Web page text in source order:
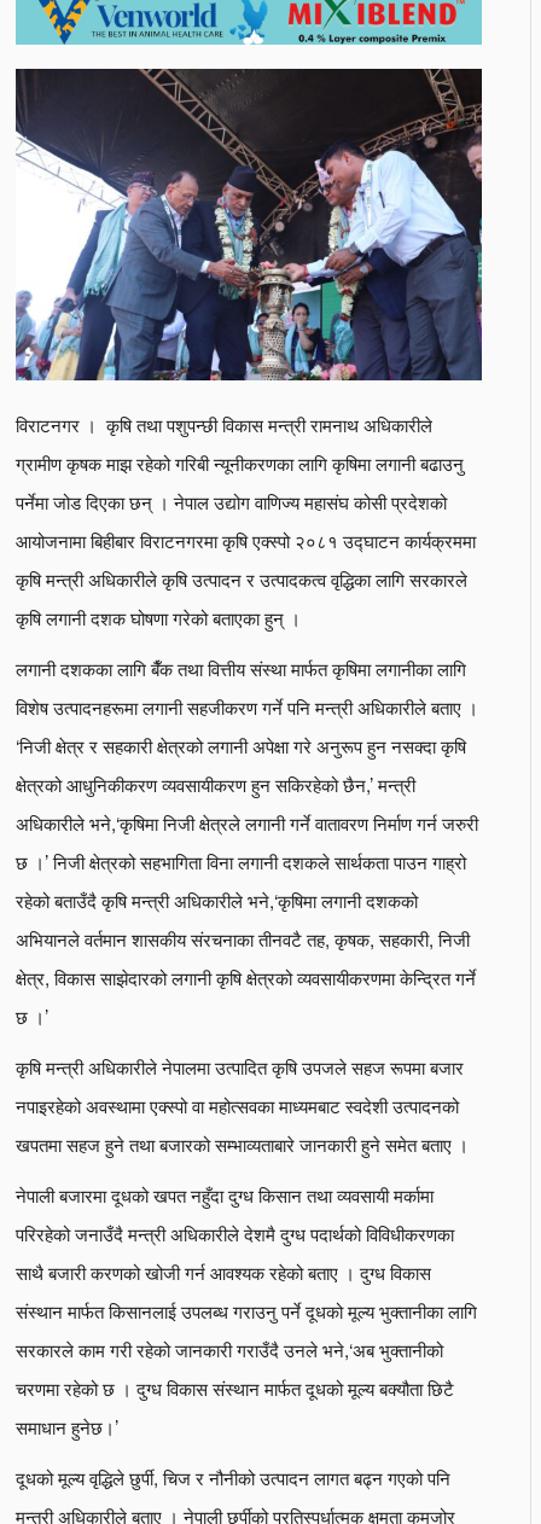
विराटनगर । कृषि तथा पशुपन्छी विकास मन्त्री रामनाथ अधिकारीले
ग्रामीण कृषक माझ रहेको गरिबी न्यूनीकरणका लागि कृषिमा लगानी बढाउनु
पर्नेमा जोड दिएका छन् । नेपाल उद्योग वाणिज्य महासंघ कोसी प्रदेशको
आयोजनामा बिहीबार विराटनगरमा कृषि एक्स्पो २०८१ उद्घाटन कार्यक्रममा
कृषि मन्त्री अधिकारीले कृषि उत्पादन र उत्पादकत्व वृद्धिका लागि सरकारले
कृषि लगानी दशक घोषणा गरेको बताएका हुन् ।
लगानी दशकका लागि बैँक तथा वित्तीय संस्था मार्फत कृषिमा लगानीका लागि
विशेष उत्पादनहरूमा लगानी सहजीकरण गर्ने पनि मन्त्री अधिकारीले बताए ।
‘निजी क्षेत्र र सहकारी क्षेत्रको लगानी अपेक्षा गरे अनुरूप हुन नसक्दा कृषि
क्षेत्रको आधुनिकीकरण व्यवसायीकरण हुन सकिरहेको छैन,’ मन्त्री
अधिकारीले भने,‘कृषिमा निजी क्षेत्रले लगानी गर्ने वातावरण निर्माण गर्न जरुरी
छ ।’ निजी क्षेत्रको सहभागिता विना लगानी दशकले सार्थकता पाउन गाह्रो
रहेको बताउँदै कृषि मन्त्री अधिकारीले भने,‘कृषिमा लगानी दशकको
अभियानले वर्तमान शासकीय संरचनाका तीनवटै तह, कृषक, सहकारी, निजी
क्षेत्र, विकास साझेदारको लगानी कृषि क्षेत्रको व्यवसायीकरणमा केन्द्रित गर्ने
छ ।’
कृषि मन्त्री अधिकारीले नेपालमा उत्पादित कृषि उपजले सहज रूपमा बजार
नपाइरहेको अवस्थामा एक्स्पो वा महोत्सवका माध्यमबाट स्वदेशी उत्पादनको
खपतमा सहज हुने तथा बजारको सम्भाव्यताबारे जानकारी हुने समेत बताए ।
नेपाली बजारमा दूधको खपत नहुँदा दुग्ध किसान तथा व्यवसायी मर्कामा
परिरहेको जनाउँदै मन्त्री अधिकारीले देशमै दुग्ध पदार्थको विविधीकरणका
साथै बजारी करणको खोजी गर्न आवश्यक रहेको बताए । दुग्ध विकास
संस्थान मार्फत किसानलाई उपलब्ध गराउनु पर्ने दूधको मूल्य भुक्तानीका लागि
सरकारले काम गरी रहेको जानकारी गराउँदै उनले भने,‘अब भुक्तानीको
चरणमा रहेको छ । दुग्ध विकास संस्थान मार्फत दूधको मूल्य बक्यौता छिटै
समाधान हुनेछ।’
दूधको मूल्य वृद्धिले छुर्पी, चिज र नौनीको उत्पादन लागत बढ्न गएको पनि
मन्त्री अधिकारीले बताए । नेपाली छुर्पीको प्रतिस्पर्धात्मक क्षमता कमजोर